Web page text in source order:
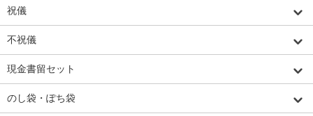
祝儀
不祝儀
現金書留セット
のし袋・ぽち袋